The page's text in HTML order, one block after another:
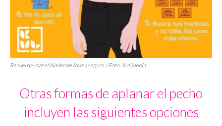
Recuerda usar elbinderde forma segura. / Foto: Kul Media
Otras formas de aplanar el pecho
incluyen las siguientes opciones